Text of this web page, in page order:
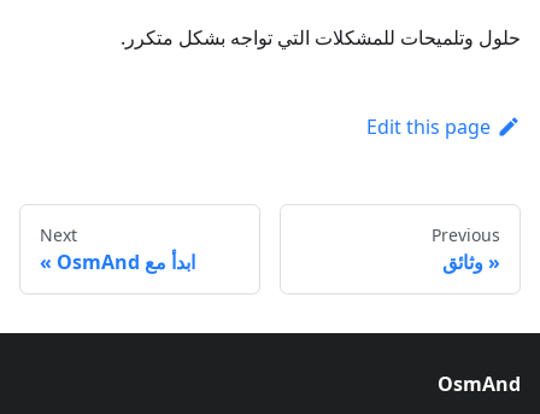
حلول وتلميحات للمشكلات التي تواجه بشكل متكرر.
Edit this page
Previous
وثائق
Next
ابدأ مع OsmAnd
OsmAnd